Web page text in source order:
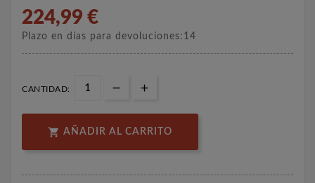
224,99 €
Plazo en días para devoluciones:14
CANTIDAD:
 AÑADIR AL CARRITO